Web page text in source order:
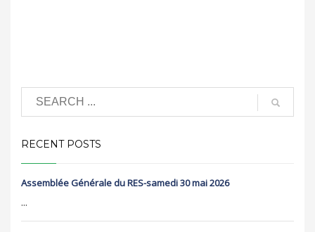
RECENT POSTS
Assemblée Générale du RES-samedi 30 mai 2026
...